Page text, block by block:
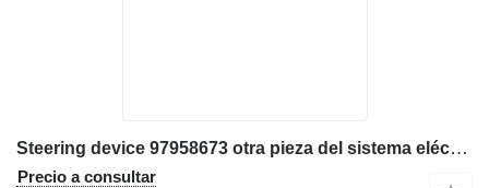
Steering device 97958673 otra pieza del sistema eléctrico para Demag AC300 grúa móvil
Precio a consultar